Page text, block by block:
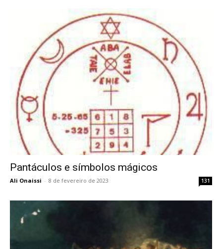
Pantáculos e símbolos mágicos
Ali Onaissi - 8 de fevereiro de 2023 131